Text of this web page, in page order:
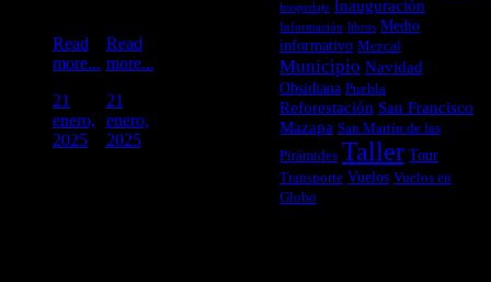
Read
more...
21
enero,
2025
Read
more...
21
enero,
2025
hospedaje Inauguración
Información libros Medio
informativo Mezcal
Municipio Navidad
Obsidiana Puebla
Reforestación San Francisco
Mazapa San Martín de las
Pirámides Taller Tour
Transporte Vuelos Vuelos en
Globo